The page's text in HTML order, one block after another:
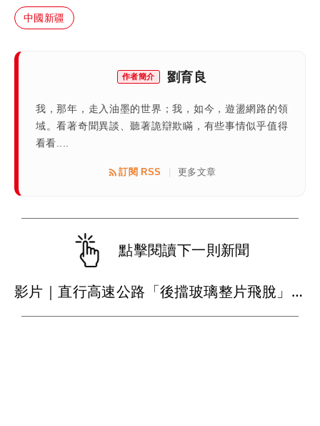
中國新疆
作者簡介 劉育良
我，那年，走入油墨的世界；我，如今，遊盪網路的領
域。看著奇聞異談、聽著詭辯欺瞞，有些事情似乎值得
看看....
訂閱 RSS 更多文章
點擊閱讀下一則新聞
影片｜直行高速公路「後擋玻璃整片飛脫」 後車慘遭比亞迪擊落